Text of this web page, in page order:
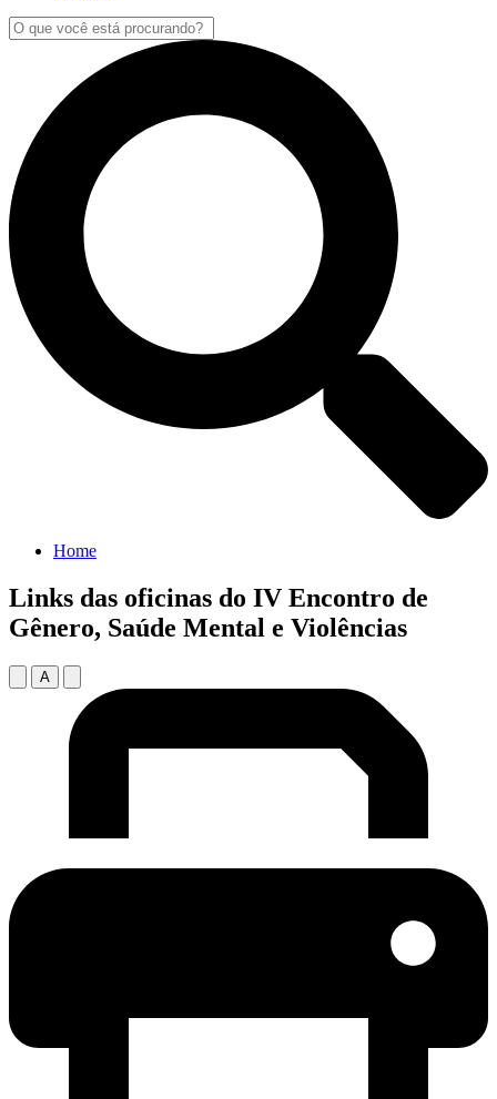
Home
Links das oficinas do IV Encontro de
Gênero, Saúde Mental e Violências
A